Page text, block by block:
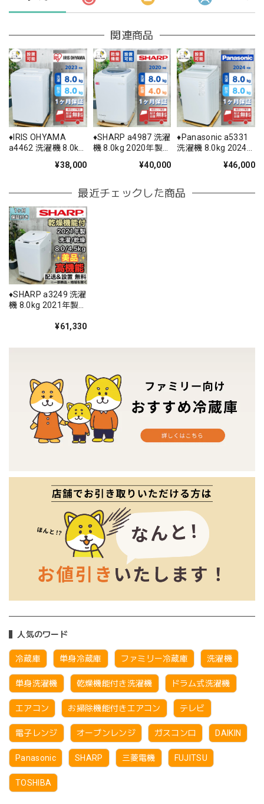
人気のワード
冷蔵庫 単身冷蔵庫 ファミリー冷蔵庫 洗濯機
単身洗濯機 乾燥機能付き洗濯機 ドラム式洗濯機
エアコン お掃除機能付きエアコン テレビ
電子レンジ オーブンレンジ ガスコンロ DAIKIN
Panasonic SHARP 三菱電機 FUJITSU
TOSHIBA
関連商品
♦️IRIS OHYAMA
a4462 洗濯機 8.0kg
¥38,000
♦️SHARP a4987 洗濯
機 8.0kg 2020年製
¥40,000
♦️Panasonic a5331
洗濯機 8.0kg 2024
¥46,000
最近チェックした商品
♦️SHARP a3249 洗濯
機 8.0kg 2021年製
¥61,330